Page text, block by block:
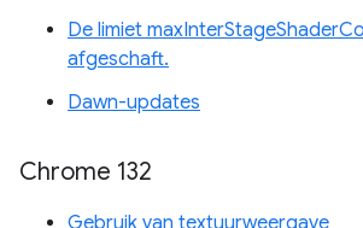
De limiet
afgeschaft.
Dawn-updates
Chrome 132
Gebruik van textuurweergave